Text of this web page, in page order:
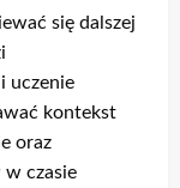
się dalszej
uczenie
kontekst
oraz
czasie